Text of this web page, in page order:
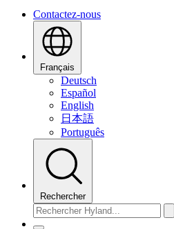
Contactez-nous
Français
Deutsch
Español
English
日本語
Português
Rechercher